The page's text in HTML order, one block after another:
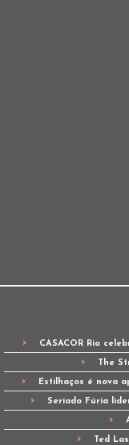
CASACOR Rio
The
Estilhaços é nova
Seriado Fúria
Ted